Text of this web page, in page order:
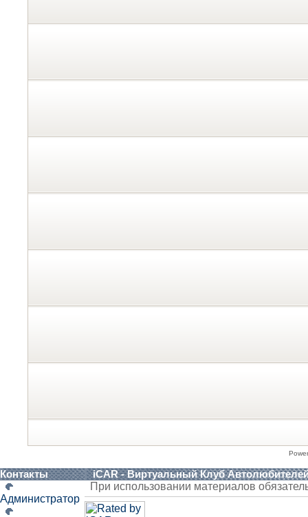
Контакты iCAR - Виртуальный Клуб
Администратор
При использовании материалов